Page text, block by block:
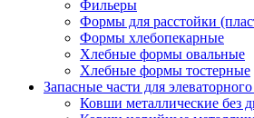
Фильеры
Формы для расстойки
Формы хлебопекарные
Хлебные формы овальные
Хлебные формы тостерные
Запасные части для
Ковши металлические без